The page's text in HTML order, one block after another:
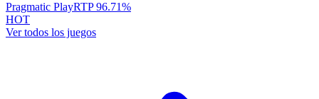
Pragmatic PlayRTP96.71%
HOT
Ver todos los juegos